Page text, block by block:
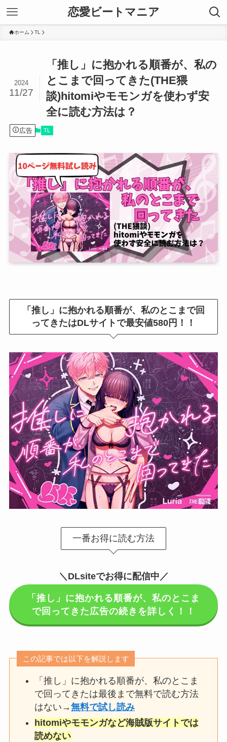
恋愛ビートマニア
ホーム TL
「推し」に抱かれる順番が、私の
とこまで回ってきた(THE猥
談)hitomiやモモンガを使わず安
全に読む方法は？
2024
11/27
広告 TL
「推し」に抱かれる順番が、私のとこまで回
ってきたはDLサイトで最安値580円！！
一番お得に読む方法
＼DLsiteでお得に配信中／
「推し」に抱かれる順番が、私のとこま
で回ってきた広告の続きを詳しく！！
この記事では以下を解説します
「推し」に抱かれる順番が、私のとこま
で回ってきたは最後まで無料で読む方法
はない→無料で試し読み
hitomiやモモンガなど海賊版サイトでは
読めない